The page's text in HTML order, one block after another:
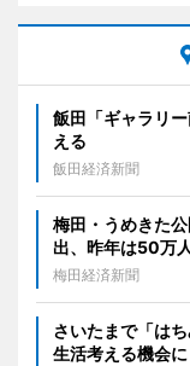
飯田「ギャラリ
える
飯田経済新聞
梅田・うめきた
出、昨年は50万
梅田経済新聞
さいたまで「は
生活考える機会に